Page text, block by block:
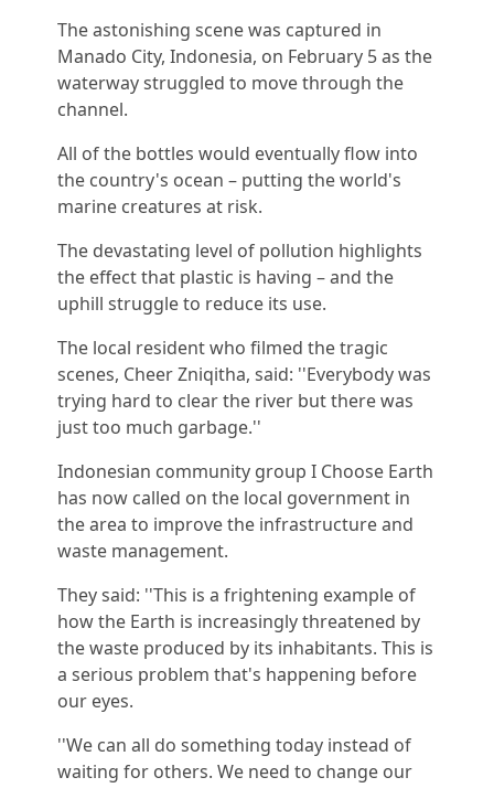
The astonishing scene was captured in
Manado City, Indonesia, on February 5 as the
waterway struggled to move through the
channel.
All of the bottles would eventually flow into
the country's ocean – putting the world's
marine creatures at risk.
The devastating level of pollution highlights
the effect that plastic is having – and the
uphill struggle to reduce its use.
The local resident who filmed the tragic
scenes, Cheer Zniqitha, said: ''Everybody was
trying hard to clear the river but there was
just too much garbage.''
Indonesian community group I Choose Earth
has now called on the local government in
the area to improve the infrastructure and
waste management.
They said: ''This is a frightening example of
how the Earth is increasingly threatened by
the waste produced by its inhabitants. This is
a serious problem that's happening before
our eyes.
''We can all do something today instead of
waiting for others. We need to change our